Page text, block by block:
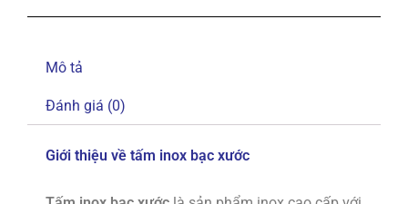
Mô tả
Đánh giá (0)
Giới thiệu về tấm inox bạc xước